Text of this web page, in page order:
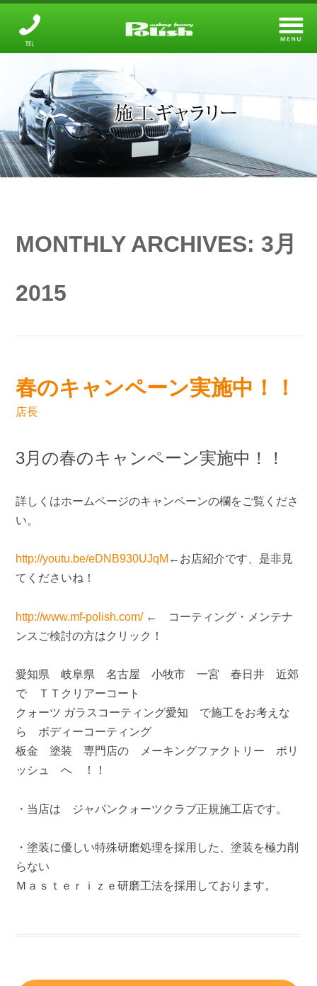
メーキングファクトリ
設備と技術について
ガラスコーティング
オプションメニュー
MONTHLY ARCHIVES: 3月
2015
春のキャンペーン実施中！！
店長
3月の春のキャンペーン実施中！！
詳しくはホームページのキャンペーンの欄をご覧くださ
い。
http://youtu.be/eDNB930UJqM ←お店紹介です、是非見
てくださいね！
http://www.mf-polish.com/← コーティング・メンテナ
ンスご検討の方はクリック！
愛知県 岐阜県 名古屋 小牧市 一宮 春日井 近郊
で ＴＴクリアーコート
クォーツ ガラスコーティング愛知 で施工をお考えな
ら ボディーコーティング
板金 塗装 専門店の メーキングファクトリー ポリ
ッシュ へ ！！
・当店は ジャパンクォーツクラブ正規施工店です。
・塗装に優しい特殊研磨処理を採用した、塗装を極力削
らない
Ｍａｓｔｅｒｉｚｅ研磨工法を採用しております。